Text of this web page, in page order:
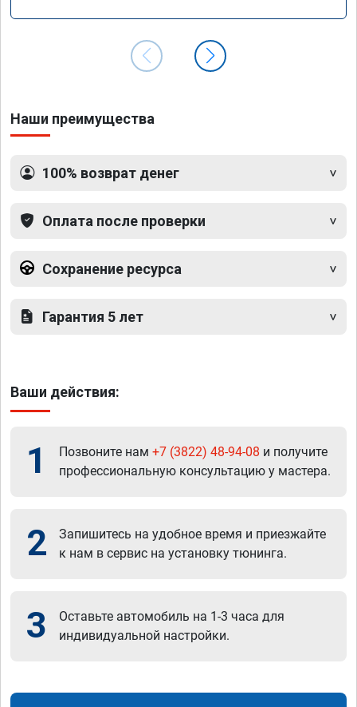
Наши преимущества
100% возврат денег
Оплата после проверки
Сохранение ресурса
Гарантия 5 лет
Ваши действия:
1 Позвоните нам +7 (3822) 48-94-08 и получите
профессиональную консультацию у мастера.
2
Запишитесь на удобное время и приезжайте
к нам в сервис на установку тюнинга.
3
Оставьте автомобиль на 1-3 часа для
индивидуальной настройки.